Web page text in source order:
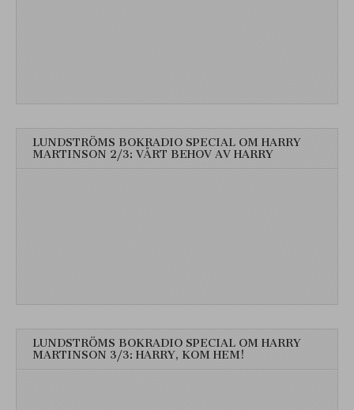
LUNDSTRÖMS BOKRADIO SPECIAL OM HARRY
MARTINSON 2/3: VÅRT BEHOV AV HARRY
LUNDSTRÖMS BOKRADIO SPECIAL OM HARRY
MARTINSON 3/3: HARRY, KOM HEM!